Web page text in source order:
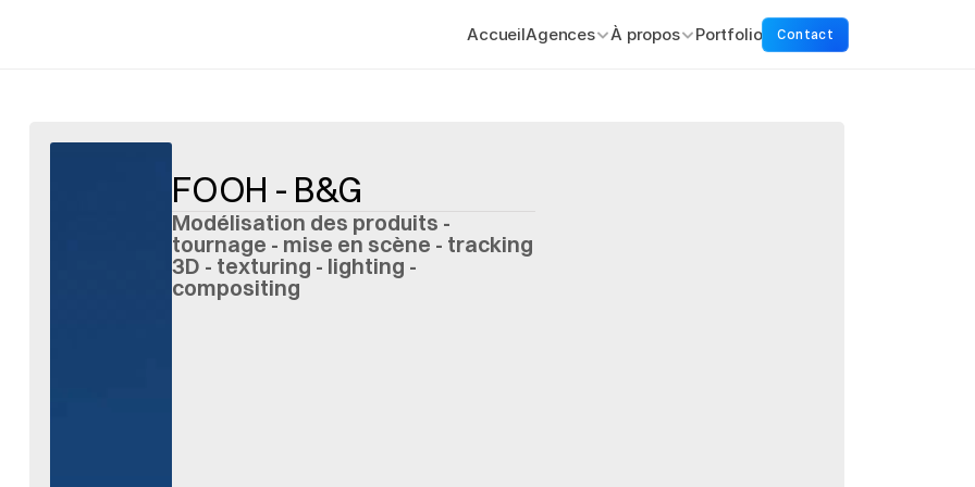
AccueilAgences À propos Portfolio Contact
FOOH - B&G
Modélisation des produits -
tournage - mise en scène - tracking
3D - texturing - lighting -
compositing